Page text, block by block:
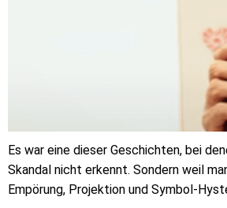
Es war eine dieser Geschichten, bei
Skandal nicht erkennt. Sondern weil
Empörung, Projektion und Symbol-